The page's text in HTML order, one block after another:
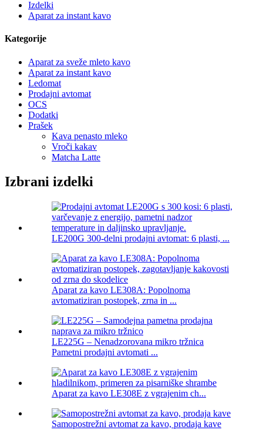
Izdelki
Aparat za instant kavo
Kategorije
Aparat za sveže mleto kavo
Aparat za instant kavo
Ledomat
Prodajni avtomat
OCS
Dodatki
Prašek
Kava penasto mleko
Vroči kakav
Matcha Latte
Izbrani izdelki
LE200G 300-delni prodajni avtomat: 6 plasti, ...
Aparat za kavo LE308A: Popolnoma
avtomatiziran postopek, zrna in ...
LE225G – Nenadzorovana mikro tržnica
Pametni prodajni avtomati ...
Aparat za kavo LE308E z vgrajenim ch...
Samopostrežni avtomat za kavo, prodaja kave